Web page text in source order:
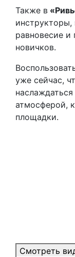
Также в
инструкторы,
равновесие и
новичков.
уже сейчас,
атмосферой,
площадки.
Смотреть